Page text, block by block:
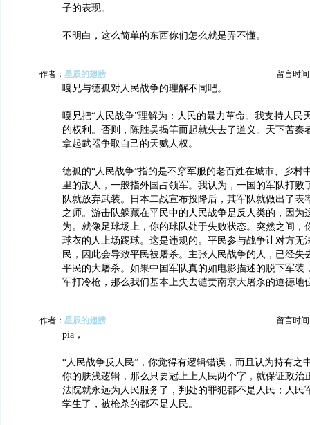
子的表现。
不明白，这么简单的东西你们怎么就是弄不懂。
作者： 星辰的翅膀 留言时间
嘎兄与德孤对人民战争的理解不同吧。
嘎兄把“人民战争”理解为：人民的暴力革命。我支持人民
的权利。否则，陈胜吴揭竿而起就失去了道义。天下苦秦
拿起武器争取自己的天赋人权。
德孤的“人民战争”指的是不穿军服的老百姓在城市、乡村
里的敌人，一般指外国占领军。我认为，一国的军队打败
队就放弃武装。日本二战宣布投降后，其军队就做出了表
之师。游击队躲藏在平民中的人民战争是反人类的，因为
为。就像足球场上，你的球队处于失败状态。突然之间，
球衣的人上场踢球。这是违规的。平民参与战争让对方无
民，因此会导致平民被屠杀。主张人民战争的人，已经失
平民的大屠杀。如果中国军队真的如电影描述的脱下军装
军打冷枪，那么我们基本上失去谴责南京大屠杀的道德地
作者： 星辰的翅膀 留言时间
pia，
“人民战争反人民”，你觉得有逻辑错误，而且认为持有之
你的肤浅逻辑，那么只要冠上上人民两个字，就保证政治
法院就永远为人民服务了，判处的罪犯都不是人民；人民
学生了，被枪杀的都不是人民。